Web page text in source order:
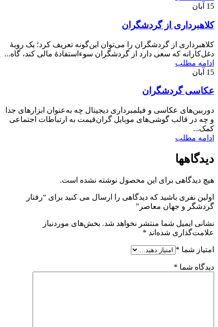
15 آبان
کلاهبرداری از گردشگران
کلاهبرداری از گردشگران را می‌توان این‌گونه تعریف کرد؛ یک رویۀ
دغل‌کارانه که سعی دارد از گردشگران سوء‌استفادۀ مالی کند، گاه...
ادامه مطلب
15 آبان
عکاسی گردشگران
دوربین‌های عکاسی و فیلمبرداری دیجیتال چه به‌عنوان ابزارهای جدا
و چه در قالب گوشی‌های موبایل گران‌قیمت به ارتباطات اجتماعی
کمک...
ادامه مطلب
دیدگاهها
هیچ دیدگاهی برای این محصول نوشته نشده است.
اولین نفری باشید که دیدگاهی را ارسال می کنید برای “رفتار
گردشگر و جهان معاصر”
نشانی ایمیل شما منتشر نخواهد شد. بخش‌های موردنیاز
علامت‌گذاری شده‌اند *
امتیاز شما *
دیدگاه شما *